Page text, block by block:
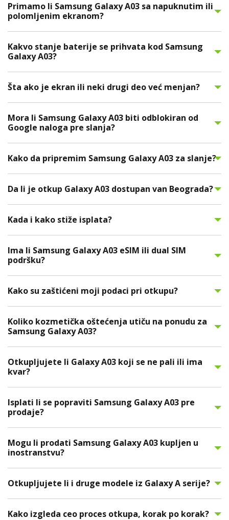
Primamo li Samsung Galaxy A03 sa napuknutim ili
polomljenim ekranom?
Kakvo stanje baterije se prihvata kod Samsung
Galaxy A03?
Šta ako je ekran ili neki drugi deo već menjan?
Mora li Samsung Galaxy A03 biti odblokiran od
Google naloga pre slanja?
Kako da pripremim Samsung Galaxy A03 za slanje?
Da li je otkup Galaxy A03 dostupan van Beograda?
Kada i kako stižе isplata?
Ima li Samsung Galaxy A03 eSIM ili dual SIM
podršku?
Kako su zaštićeni moji podaci pri otkupu?
Koliko kozmetička oštećenja utiču na ponudu za
Samsung Galaxy A03?
Otkupljujete li Galaxy A03 koji se ne pali ili ima
kvar?
Isplati li se popraviti Samsung Galaxy A03 pre
prodaje?
Mogu li prodati Samsung Galaxy A03 kupljen u
inostranstvu?
Otkupljujete li i druge modele iz Galaxy A serije?
Kako izgleda ceo proces otkupa, korak po korak?